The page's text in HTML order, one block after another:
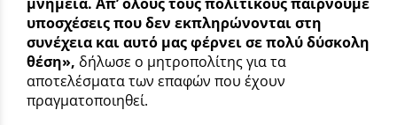
υποσχέσεις που δεν εκπληρώνονται στη
συνέχεια και αυτό μας φέρνει σε πολύ δύσκολη
θέση», δήλωσε ο μητροπολίτης για τα
αποτελέσματα των επαφών που έχουν
πραγματοποιηθεί.